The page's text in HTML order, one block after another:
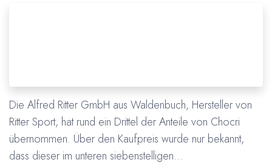
Die Alfred Ritter GmbH aus Waldenbuch, Hersteller von
Ritter Sport, hat rund ein Drittel der Anteile von Chocri
übernommen. Über den Kaufpreis wurde nur bekannt,
dass dieser im unteren siebenstelligen...